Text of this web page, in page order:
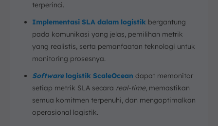
terperinci.
Implementasi SLA dalam logistik bergantung
pada komunikasi yang jelas, pemilihan metrik
yang realistis, serta pemanfaatan teknologi untuk
monitoring prosesnya.
Softwarelogistik ScaleOcean dapat memonitor
setiap metrik SLA secara real-time, memastikan
semua komitmen terpenuhi, dan mengoptimalkan
operasional logistik.